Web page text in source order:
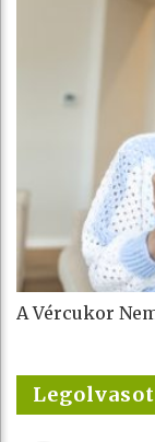
A Vércukor